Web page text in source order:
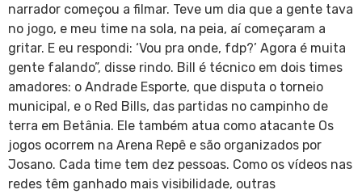
narrador começou a filmar. Teve um dia que a gente tava
no jogo, e meu time na sola, na peia, aí começaram a
gritar. E eu respondi: ‘Vou pra onde, fdp?’ Agora é muita
gente falando”, disse rindo. Bill é técnico em dois times
amadores: o Andrade Esporte, que disputa o torneio
municipal, e o Red Bills, das partidas no campinho de
terra em Betânia. Ele também atua como atacante Os
jogos ocorrem na Arena Repê e são organizados por
Josano. Cada time tem dez pessoas. Como os vídeos nas
redes têm ganhado mais visibilidade, outras